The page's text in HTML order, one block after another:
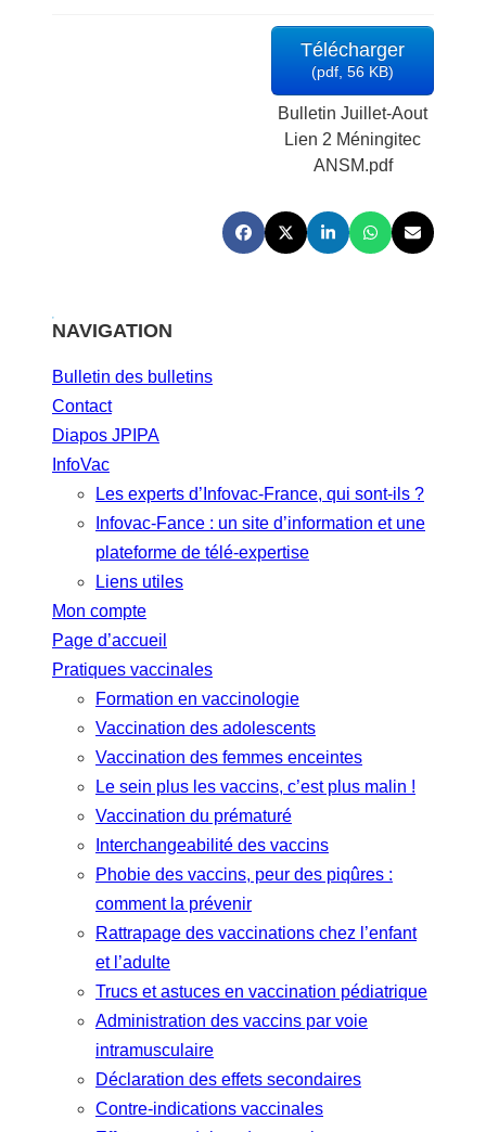
Télécharger
(pdf, 56 KB)
Bulletin Juillet-Aout
Lien 2 Méningitec
ANSM.pdf
NAVIGATION
Bulletin des bulletins
Contact
Diapos JPIPA
InfoVac
Les experts d’Infovac-France, qui sont-ils ?
Infovac-Fance : un site d’information et une
plateforme de télé-expertise
Liens utiles
Mon compte
Page d’accueil
Pratiques vaccinales
Formation en vaccinologie
Vaccination des adolescents
Vaccination des femmes enceintes
Le sein plus les vaccins, c’est plus malin !
Vaccination du prématuré
Interchangeabilité des vaccins
Phobie des vaccins, peur des piqûres :
comment la prévenir
Rattrapage des vaccinations chez l’enfant
et l’adulte
Trucs et astuces en vaccination pédiatrique
Administration des vaccins par voie
intramusculaire
Déclaration des effets secondaires
Contre-indications vaccinales